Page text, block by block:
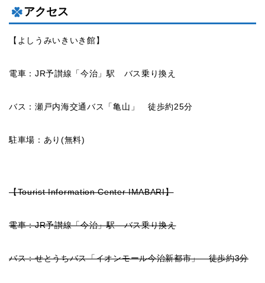
アクセス
【よしうみいきいき館】
電車：JR予讃線「今治」駅 バス乗り換え
バス：瀬戸内海交通バス「亀山」 徒歩約25分
駐車場：あり(無料)
【Tourist Information Center IMABARI】
電車：JR予讃線「今治」駅 バス乗り換え
バス：せとうちバス「イオンモール今治新都市」 徒歩約3分